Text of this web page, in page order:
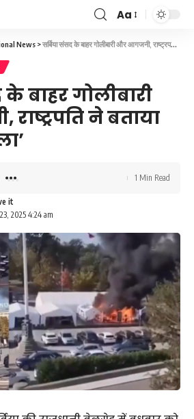
Font
Resizer
Aa
News >सर्बिया संसद के बाहर गोलीबारी और आगजनी, राष्ट्रपति ने बताया ‘आतंकी हमला’
बाहर गोलीबारी
ने बताया
2025 4:24 am
1 Min Read